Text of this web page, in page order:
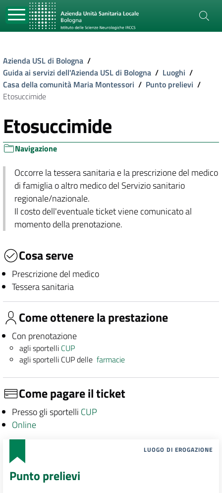
Azienda USL di Bologna /
Guida ai servizi dell'Azienda USL di Bologna / Luoghi /
Casa della comunità Maria Montessori / Punto prelievi /
Etosuccimide
Etosuccimide
Navigazione
Occorre la tessera sanitaria e la prescrizione del medico
di famiglia o altro medico del Servizio sanitario
regionale/nazionale.
Il costo dell'eventuale ticket viene comunicato al
momento della prenotazione.
Cosa serve
Prescrizione del medico
Tessera sanitaria
Come ottenere la prestazione
Con prenotazione
agli sportelli CUP
agli sportelli CUP dellefarmacie
Come pagare il ticket
Presso gli sportelli CUP
Online
LUOGO DI EROGAZIONE
Punto prelievi